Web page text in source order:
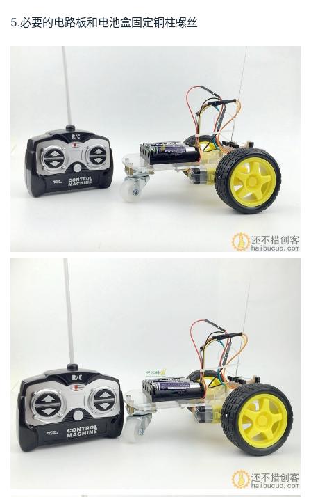
5.必要的电路板和电池盒固定铜柱螺丝